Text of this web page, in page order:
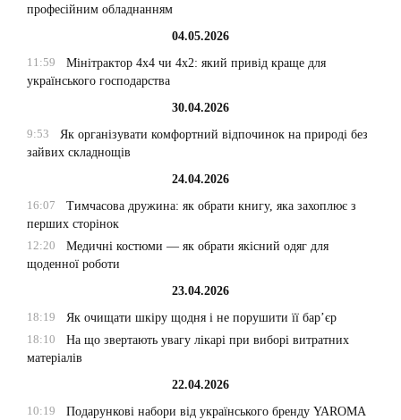
професійним обладнанням
04.05.2026
11:59
Мінітрактор 4х4 чи 4х2: який привід краще для
українського господарства
30.04.2026
9:53
Як організувати комфортний відпочинок на природі без
зайвих складнощів
24.04.2026
16:07
Тимчасова дружина: як обрати книгу, яка захоплює з
перших сторінок
12:20
Медичні костюми — як обрати якісний одяг для
щоденної роботи
23.04.2026
18:19
Як очищати шкіру щодня і не порушити її бар’єр
18:10
На що звертають увагу лікарі при виборі витратних
матеріалів
22.04.2026
10:19
Подарункові набори від українського бренду YAROMA